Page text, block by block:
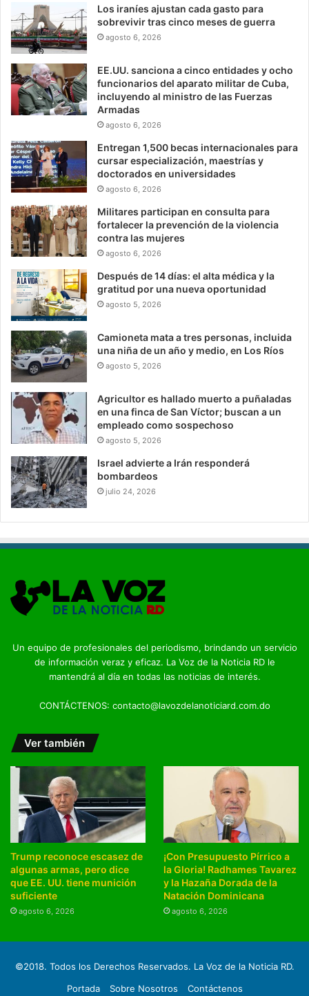
Los iraníes ajustan cada gasto para
sobrevivir tras cinco meses de guerra
agosto 6, 2026
EE.UU. sanciona a cinco entidades y ocho
funcionarios del aparato militar de Cuba,
incluyendo al ministro de las Fuerzas
Armadas
agosto 6, 2026
Entregan 1,500 becas internacionales para
cursar especialización, maestrías y
doctorados en universidades
agosto 6, 2026
Militares participan en consulta para
fortalecer la prevención de la violencia
contra las mujeres
agosto 6, 2026
Después de 14 días: el alta médica y la
gratitud por una nueva oportunidad
agosto 5, 2026
Camioneta mata a tres personas, incluida
una niña de un año y medio, en Los Ríos
agosto 5, 2026
Agricultor es hallado muerto a puñaladas
en una finca de San Víctor; buscan a un
empleado como sospechoso
agosto 5, 2026
Israel advierte a Irán responderá
bombardeos
julio 24, 2026
Un equipo de profesionales del periodismo, brindando un servicio
de información veraz y eficaz. La Voz de la Noticia RD le
mantendrá al día en todas las noticias de interés.
CONTÁCTENOS: contacto@lavozdelanoticiard.com.do
Ver también
Trump reconoce escasez de
algunas armas, pero dice
que EE. UU. tiene munición
suficiente
agosto 6, 2026
¡Con Presupuesto Pírrico a
la Gloria! Radhames Tavarez
y la Hazaña Dorada de la
Natación Dominicana
agosto 6, 2026
©2018. Todos los Derechos Reservados. La Voz de la Noticia RD.
Portada
Sobre Nosotros Contáctenos